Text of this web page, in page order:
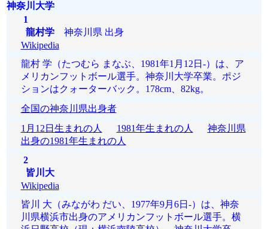
神奈川大学
1
龍村学神奈川県 出身
Wikipedia
龍村 学（たつむら まなぶ、1981年1月12日-）は、ア
メリカンフットボール選手。神奈川大学卒業。ポジ
ションはクォーターバック。178cm、82kg。
全国の神奈川県出身者
1月12日生まれの人
1981年生まれの人
神奈川県
出身の1981年生まれの人
2
皆川大
Wikipedia
皆川 大（みながわ だい、1977年9月6日-）は、神奈
川県横浜市出身のアメリカンフットボール選手。横